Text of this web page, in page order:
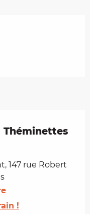
Théminettes
147 rue Robert
!